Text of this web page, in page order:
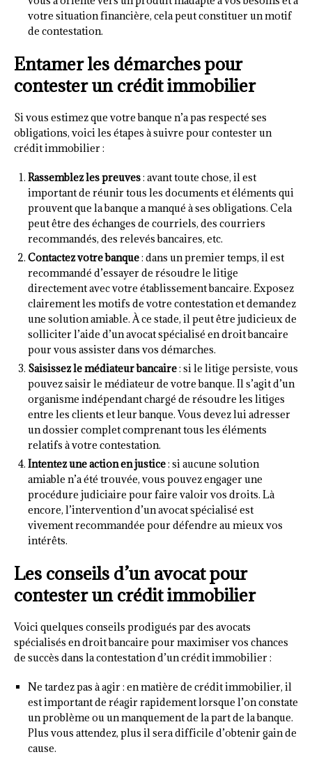
votre situation financière, cela peut constituer un motif
de contestation.
Entamer les démarches pour
contester un crédit immobilier
Si vous estimez que votre banque n’a pas respecté ses
obligations, voici les étapes à suivre pour contester un
crédit immobilier :
Rassemblez les preuves: avant toute chose, il est
important de réunir tous les documents et éléments qui
prouvent que la banque a manqué à ses obligations. Cela
peut être des échanges de courriels, des courriers
recommandés, des relevés bancaires, etc.
Contactez votre banque: dans un premier temps, il est
recommandé d’essayer de résoudre le litige
directement avec votre établissement bancaire. Exposez
clairement les motifs de votre contestation et demandez
une solution amiable. À ce stade, il peut être judicieux de
solliciter l’aide d’un avocat spécialisé en droit bancaire
pour vous assister dans vos démarches.
Saisissez le médiateur bancaire: si le litige persiste, vous
pouvez saisir le médiateur de votre banque. Il s’agit d’un
organisme indépendant chargé de résoudre les litiges
entre les clients et leur banque. Vous devez lui adresser
un dossier complet comprenant tous les éléments
relatifs à votre contestation.
Intentez une action en justice: si aucune solution
amiable n’a été trouvée, vous pouvez engager une
procédure judiciaire pour faire valoir vos droits. Là
encore, l’intervention d’un avocat spécialisé est
vivement recommandée pour défendre au mieux vos
intérêts.
Les conseils d’un avocat pour
contester un crédit immobilier
Voici quelques conseils prodigués par des avocats
spécialisés en droit bancaire pour maximiser vos chances
de succès dans la contestation d’un crédit immobilier :
Ne tardez pas à agir : en matière de crédit immobilier, il
est important de réagir rapidement lorsque l’on constate
un problème ou un manquement de la part de la banque.
Plus vous attendez, plus il sera difficile d’obtenir gain de
cause.